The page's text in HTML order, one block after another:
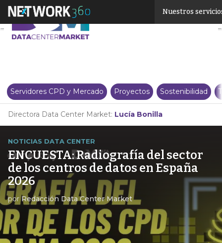
Nuestros
Servidores CPD y Mercado Proyectos Sostenibilidad
Directora Data Center Market: Lucía Bonilla
NOTICIAS DATA CENTER
ENCUESTA: Radiografía del sector
de los centros de datos en España
2026
porRedacción Data Center Market